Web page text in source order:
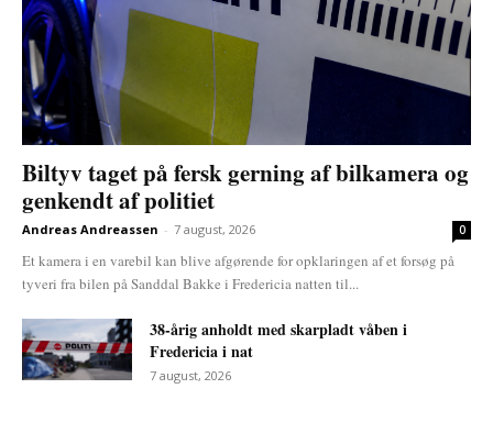
Biltyv taget på fersk gerning af bilkamera og
genkendt af politiet
Andreas Andreassen - 7 august, 2026 0
Et kamera i en varebil kan blive afgørende for opklaringen af et forsøg på
tyveri fra bilen på Sanddal Bakke i Fredericia natten til...
38-årig anholdt med skarpladt våben i
Fredericia i nat
7 august, 2026